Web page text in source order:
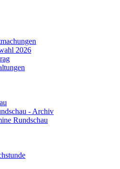
2026
- Archiv
Rundschau